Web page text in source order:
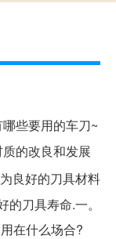
些要用的车刀~
的改良和发展
良好的刀具材料
刀具寿命.一。
在什么场合?